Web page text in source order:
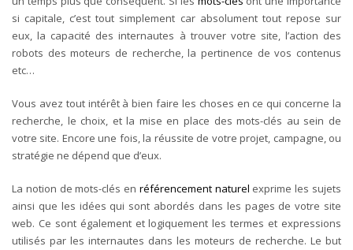
si capitale, c’est tout simplement car absolument tout repose sur
eux, la capacité des internautes à trouver votre site, l’action des
robots des moteurs de recherche, la pertinence de vos contenus
etc…
Vous avez tout intérêt à bien faire les choses en ce qui concerne la
recherche, le choix, et la mise en place des mots-clés au sein de
votre site. Encore une fois, la réussite de votre projet, campagne, ou
stratégie ne dépend que d’eux.
La notion de mots-clés en référencement naturel exprime les sujets
ainsi que les idées qui sont abordés dans les pages de votre site
web. Ce sont également et logiquement les termes et expressions
utilisés par les internautes dans les moteurs de recherche. Le but